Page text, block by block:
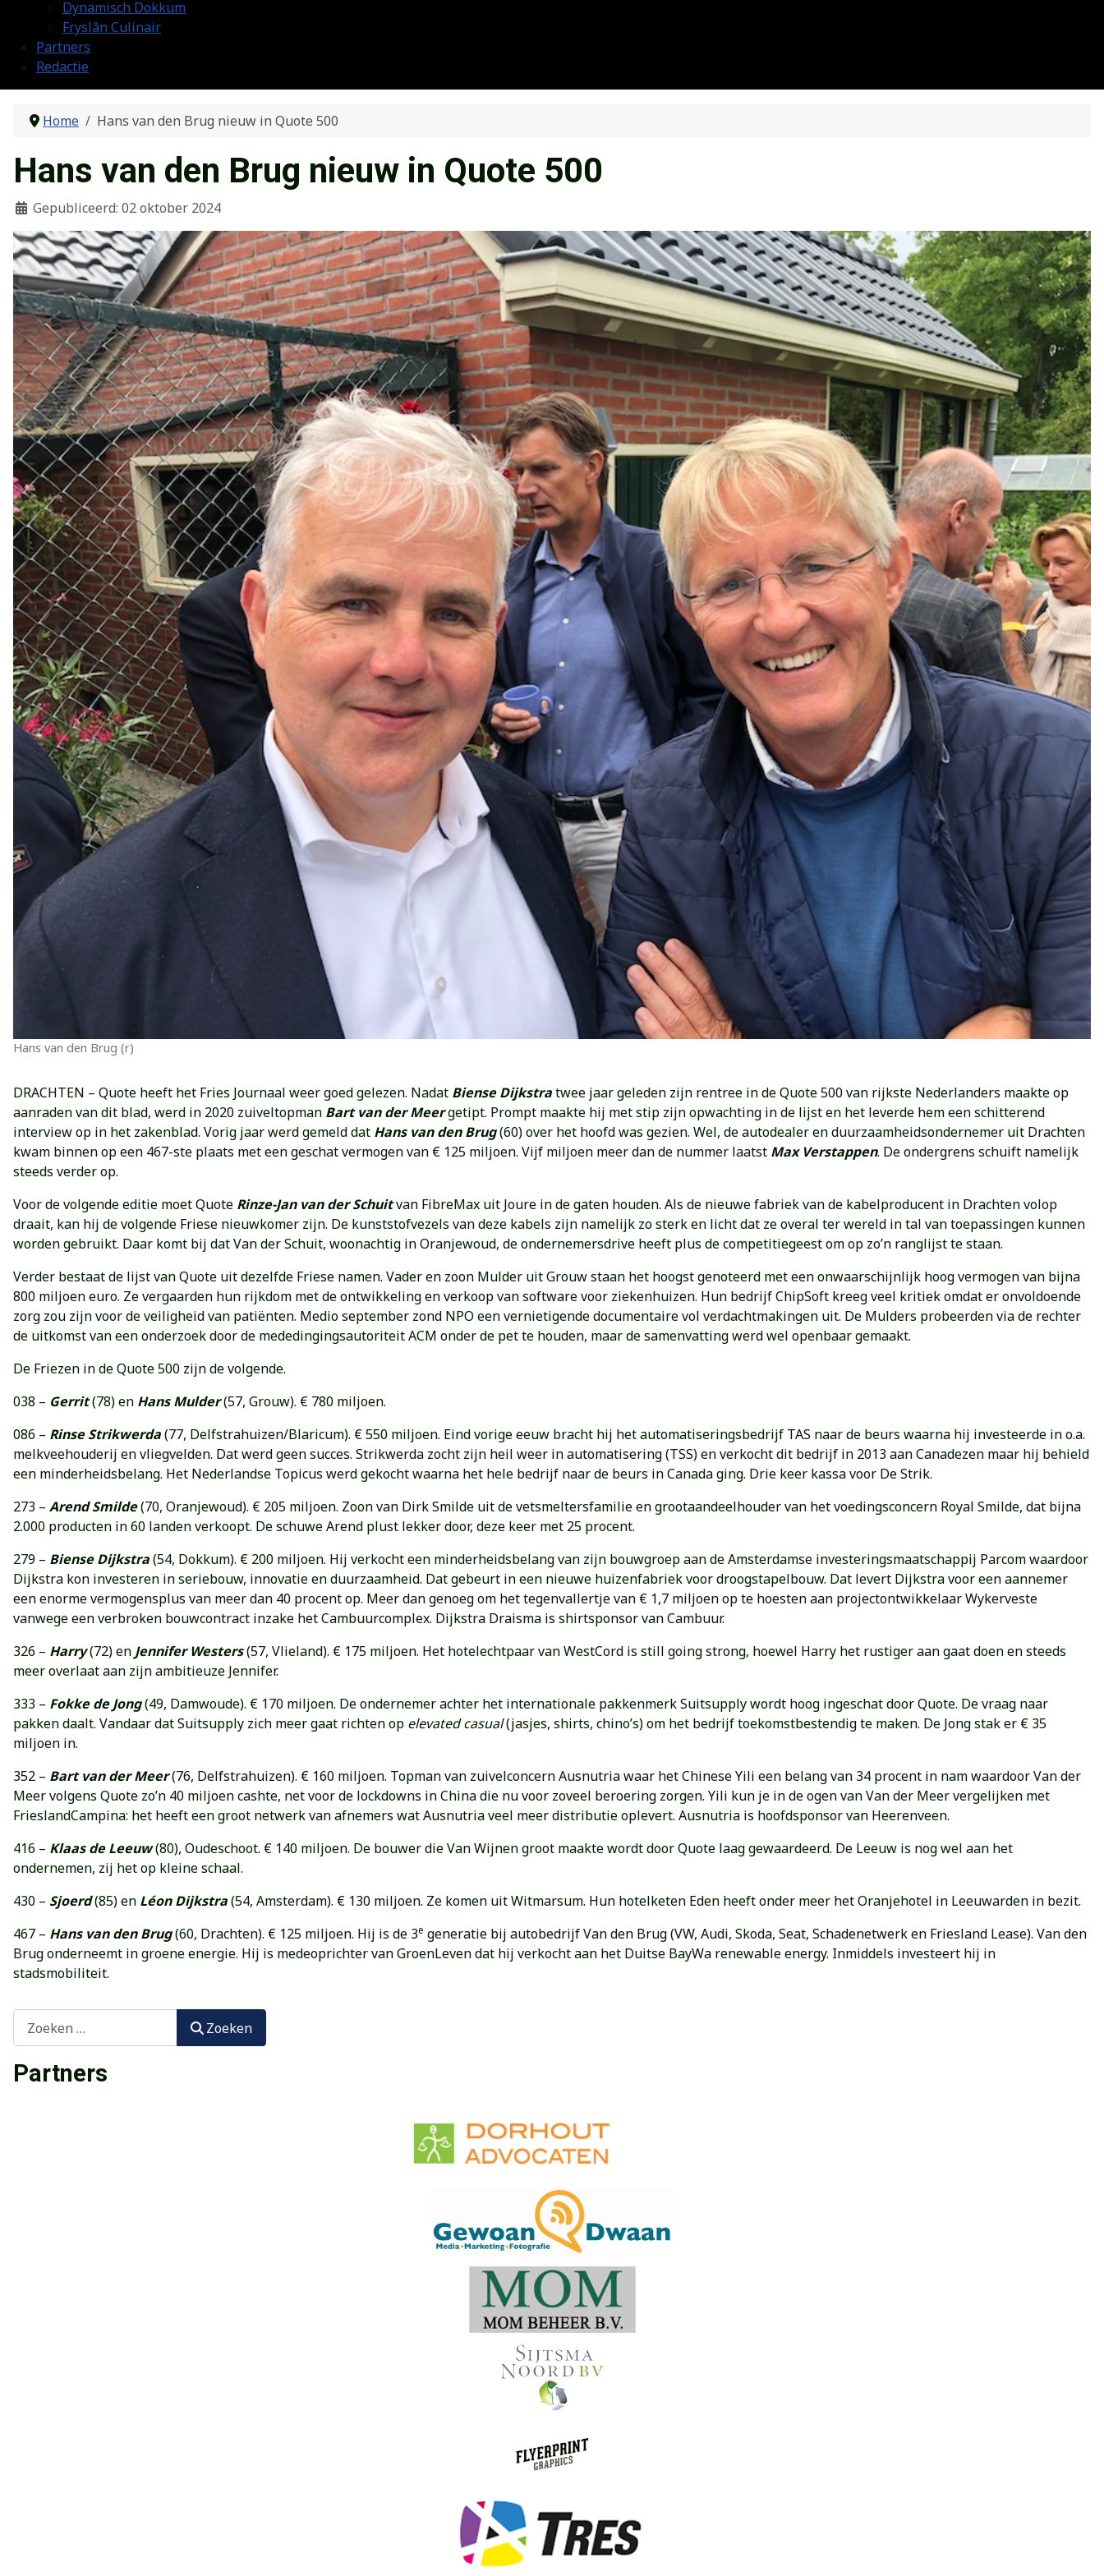
Dynamisch Dokkum
Fryslân Culinair
Partners
Redactie
Home Hans van den Brug nieuw in Quote 500
Hans van den Brug nieuw in Quote 500
Gepubliceerd: 02 oktober 2024
Hans van den Brug (r)
DRACHTEN – Quote heeft het Fries Journaal weer goed gelezen. Nadat Biense Dijkstratwee jaar geleden zijn rentree in de Quote 500 van rijkste Nederlanders maakte op
aanraden van dit blad, werd in 2020 zuiveltopman Bart van der Meergetipt. Prompt maakte hij met stip zijn opwachting in de lijst en het leverde hem een schitterend
interview op in het zakenblad. Vorig jaar werd gemeld dat Hans van den Brug(60) over het hoofd was gezien. Wel, de autodealer en duurzaamheidsondernemer uit Drachten
kwam binnen op een 467-ste plaats met een geschat vermogen van € 125 miljoen. Vijf miljoen meer dan de nummer laatst Max Verstappen. De ondergrens schuift namelijk
steeds verder op.
Voor de volgende editie moet Quote Rinze-Jan van der Schuitvan FibreMax uit Joure in de gaten houden. Als de nieuwe fabriek van de kabelproducent in Drachten volop
draait, kan hij de volgende Friese nieuwkomer zijn. De kunststofvezels van deze kabels zijn namelijk zo sterk en licht dat ze overal ter wereld in tal van toepassingen kunnen
worden gebruikt. Daar komt bij dat Van der Schuit, woonachtig in Oranjewoud, de ondernemersdrive heeft plus de competitiegeest om op zo’n ranglijst te staan.
Verder bestaat de lijst van Quote uit dezelfde Friese namen. Vader en zoon Mulder uit Grouw staan het hoogst genoteerd met een onwaarschijnlijk hoog vermogen van bijna
800 miljoen euro. Ze vergaarden hun rijkdom met de ontwikkeling en verkoop van software voor ziekenhuizen. Hun bedrijf ChipSoft kreeg veel kritiek omdat er onvoldoende
zorg zou zijn voor de veiligheid van patiënten. Medio september zond NPO een vernietigende documentaire vol verdachtmakingen uit. De Mulders probeerden via de rechter
de uitkomst van een onderzoek door de mededingingsautoriteit ACM onder de pet te houden, maar de samenvatting werd wel openbaar gemaakt.
De Friezen in de Quote 500 zijn de volgende.
038 – Gerrit(78) en Hans Mulder(57, Grouw). € 780 miljoen.
086 – Rinse Strikwerda(77, Delfstrahuizen/Blaricum). € 550 miljoen. Eind vorige eeuw bracht hij het automatiseringsbedrijf TAS naar de beurs waarna hij investeerde in o.a.
melkveehouderij en vliegvelden. Dat werd geen succes. Strikwerda zocht zijn heil weer in automatisering (TSS) en verkocht dit bedrijf in 2013 aan Canadezen maar hij behield
een minderheidsbelang. Het Nederlandse Topicus werd gekocht waarna het hele bedrijf naar de beurs in Canada ging. Drie keer kassa voor De Strik.
273 – Arend Smilde(70, Oranjewoud). € 205 miljoen. Zoon van Dirk Smilde uit de vetsmeltersfamilie en grootaandeelhouder van het voedingsconcern Royal Smilde, dat bijna
2.000 producten in 60 landen verkoopt. De schuwe Arend plust lekker door, deze keer met 25 procent.
279 – Biense Dijkstra(54, Dokkum). € 200 miljoen. Hij verkocht een minderheidsbelang van zijn bouwgroep aan de Amsterdamse investeringsmaatschappij Parcom waardoor
Dijkstra kon investeren in seriebouw, innovatie en duurzaamheid. Dat gebeurt in een nieuwe huizenfabriek voor droogstapelbouw. Dat levert Dijkstra voor een aannemer
een enorme vermogensplus van meer dan 40 procent op. Meer dan genoeg om het tegenvallertje van € 1,7 miljoen op te hoesten aan projectontwikkelaar Wykerveste
vanwege een verbroken bouwcontract inzake het Cambuurcomplex. Dijkstra Draisma is shirtsponsor van Cambuur.
326 – Harry(72) en Jennifer Westers(57, Vlieland). € 175 miljoen. Het hotelechtpaar van WestCord is still going strong, hoewel Harry het rustiger aan gaat doen en steeds
meer overlaat aan zijn ambitieuze Jennifer.
333 – Fokke de Jong(49, Damwoude). € 170 miljoen. De ondernemer achter het internationale pakkenmerk Suitsupply wordt hoog ingeschat door Quote. De vraag naar
pakken daalt. Vandaar dat Suitsupply zich meer gaat richten op elevated casual(jasjes, shirts, chino’s) om het bedrijf toekomstbestendig te maken. De Jong stak er € 35
miljoen in.
352 – Bart van der Meer(76, Delfstrahuizen). € 160 miljoen. Topman van zuivelconcern Ausnutria waar het Chinese Yili een belang van 34 procent in nam waardoor Van der
Meer volgens Quote zo’n 40 miljoen cashte, net voor de lockdowns in China die nu voor zoveel beroering zorgen. Yili kun je in de ogen van Van der Meer vergelijken met
FrieslandCampina: het heeft een groot netwerk van afnemers wat Ausnutria veel meer distributie oplevert. Ausnutria is hoofdsponsor van Heerenveen.
416 – Klaas de Leeuw(80), Oudeschoot. € 140 miljoen. De bouwer die Van Wijnen groot maakte wordt door Quote laag gewaardeerd. De Leeuw is nog wel aan het
ondernemen, zij het op kleine schaal.
430 – Sjoerd(85) en Léon Dijkstra(54, Amsterdam). € 130 miljoen. Ze komen uit Witmarsum. Hun hotelketen Eden heeft onder meer het Oranjehotel in Leeuwarden in bezit.
467 – Hans van den Brug(60, Drachten). € 125 miljoen. Hij is de 3e generatie bij autobedrijf Van den Brug (VW, Audi, Skoda, Seat, Schadenetwerk en Friesland Lease). Van den
Brug onderneemt in groene energie. Hij is medeoprichter van GroenLeven dat hij verkocht aan het Duitse BayWa renewable energy. Inmiddels investeert hij in
stadsmobiliteit.
Zoeken
Partners